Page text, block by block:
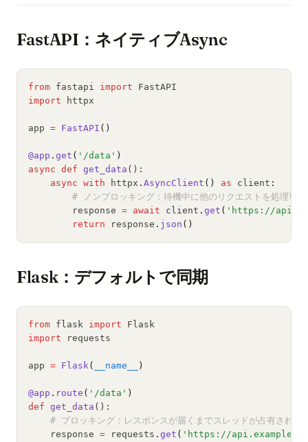
FastAPI：ネイティブAsync
from fastapi import FastAPI
import httpx
app = FastAPI ()
@app . get ( '/data' )
async def get_data ():
async with httpx . AsyncClient () as client :
# ノンブロッキング：待機中に他のリクエストを処理可能
        response
= await client . get ( 'https://
return response . json ()
Flask：デフォルトで同期
from flask import Flask
import requests
app = Flask( __name__ )
@app . route ( '/data' )
def get_data ():
# ブロッキング：レスポンスが届くまでスレッドが占有される
    response
= requests . get ( 'https://